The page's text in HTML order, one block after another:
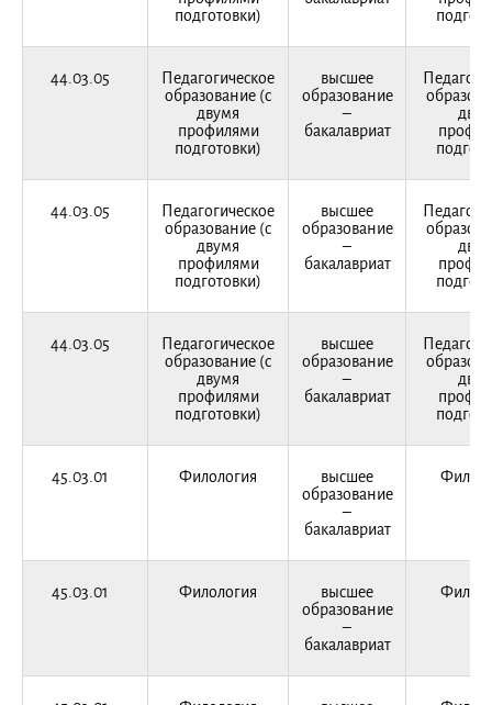
подготовки)
44.03.05
Педагогическое
образование (с
двумя
профилями
подготовки)
высшее
образование
–
бакалавриат
44.03.05
Педагогическое
образование (с
двумя
профилями
подготовки)
высшее
образование
–
бакалавриат
44.03.05
Педагогическое
образование (с
двумя
профилями
подготовки)
высшее
образование
–
бакалавриат
45.03.01 Филология
высшее
образование
–
бакалавриат
45.03.01 Филология
высшее
образование
–
бакалавриат